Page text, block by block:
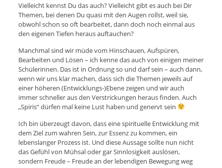
Vielleicht kennst Du das auch? Vielleicht gibt es auch bei Dir
Themen, bei denen Du quasi mit den Augen rollst, weil sie,
obwohl schon so oft bearbeitet, dann doch noch einmal aus
den eigenen Tiefen heraus auftauchen?
Manchmal sind wir müde vom Hinschauen, Aufspüren,
Bearbeiten und Lösen – ich kenne das auch von einigen meiner
Schülerinnen. Das ist in Ordnung so und darf sein – auch dann,
wenn wir uns klar machen, dass sich die Themen jeweils auf
einer höheren (Entwicklungs-)Ebene zeigen und wir auch
immer schneller aus den Verstrickungen heraus finden. Auch
„Spiris“ dürfen mal keine Lust haben und genervt sein
Ich bin überzeugt davon, dass eine spirituelle Entwicklung mit
dem Ziel zum wahren Sein, zur Essenz zu kommen, ein
lebenslanger Prozess ist. Und diese Aussage sollte nun nicht
das Gefühl von Mühsal oder gar Sinnlosigkeit auslösen,
sondern Freude – Freude an der lebendigen Bewegung weg